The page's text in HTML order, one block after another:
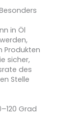
in Öl
Produkten
sicher,
des
Stelle
Grad